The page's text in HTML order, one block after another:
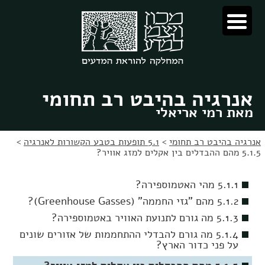
לתוכן
לניווט
אנרגיה בהיבט רב תחומי
מאת רמי אריאלי
אנרגיה בהיבט רב תחומי > 5.1 תופעות בטבע הקשורות לאנרגיה
>
5.1.5 מהם ההבדלים בין אקלים למזג אוויר?
5.1.1 מהי האטמוספירה?
5.1.2 מהם "גזי החממה" (Greenhouse Gasses)?
5.1.3 מה גורם לתנועת האוויר באטמוספירה?
5.1.4 מה גורם להבדלי ההתחממות של אזורים שונים
על פני כדור הארץ?